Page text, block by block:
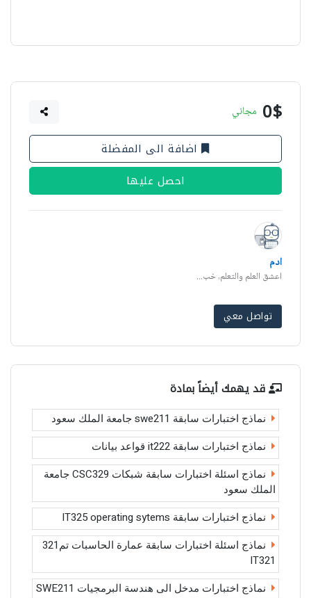
0$ مجاني
اضافة الى المفضلة
احصل عليها
ادم
اعشق العلم والتعلم, خب...
تواصل معي
قد يهمك أيضاً بمادة
نماذج اختبارات سابقة swe211 جامعة الملك سعود
نماذج اختبارات سابقة it222 قواعد بيانات
نماذج اسئلة اختبارات سابقة شبكات CSC329 جامعة
الملك سعود
نماذج اختبارات سابقة IT325 operating sytems
نماذج اسئلة اختبارات سابقة عمارة الحاسبات تم321
IT321
نماذج اختبارات مدخل الى هندسة البرمجيات SWE211